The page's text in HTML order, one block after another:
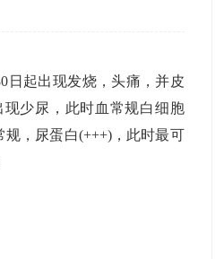
日起出现发烧，头痛，并皮
少尿，此时血常规白细胞
规，尿蛋白(+++)，此时最可